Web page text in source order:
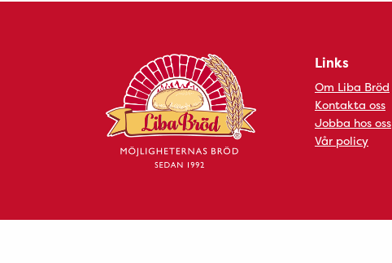
Links
Om Liba Bröd
Kontakta oss
Jobba hos oss
Vår policy